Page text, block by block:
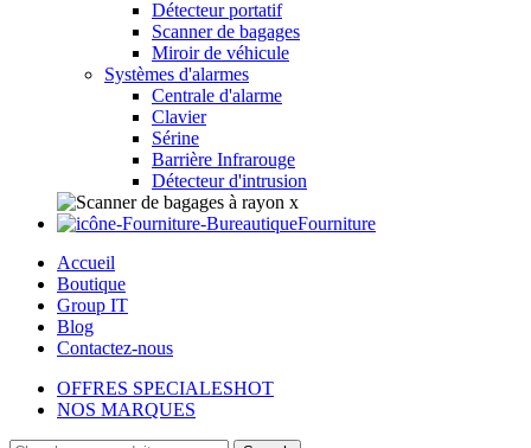
Détecteur portatif
Scanner de bagages
Miroir de véhicule
Systèmes d'alarmes
Centrale d'alarme
Clavier
Sérine
Barrière Infrarouge
Détecteur d'intrusion
Fourniture
Accueil
Boutique
Group IT
Blog
Contactez-nous
OFFRES SPECIALESHOT
NOS MARQUES